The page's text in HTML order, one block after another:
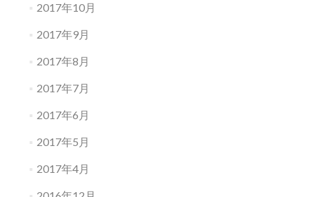
2017年10月
2017年9月
2017年8月
2017年7月
2017年6月
2017年5月
2017年4月